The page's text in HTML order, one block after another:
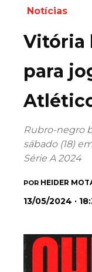
Notícias
Vitória
para
Rubro-negro
sábado (18)
Série A 2024
POR HEIDER
13/05/2024 ·